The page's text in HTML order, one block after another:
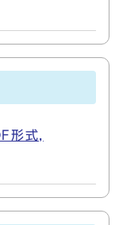
形式,